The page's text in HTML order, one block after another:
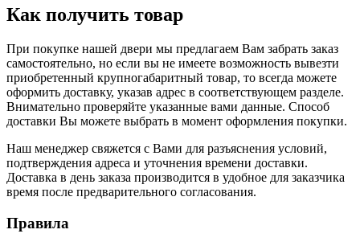
Как получить товар
При покупке нашей двери мы предлагаем Вам забрать заказ
самостоятельно, но если вы не имеете возможность вывезти
приобретенный крупногабаритный товар, то всегда можете
оформить доставку, указав адрес в соответствующем разделе.
Внимательно проверяйте указанные вами данные. Способ
доставки Вы можете выбрать в момент оформления покупки.
Наш менеджер свяжется с Вами для разъяснения условий,
подтверждения адреса и уточнения времени доставки.
Доставка в день заказа производится в удобное для заказчика
время после предварительного согласования.
Правила